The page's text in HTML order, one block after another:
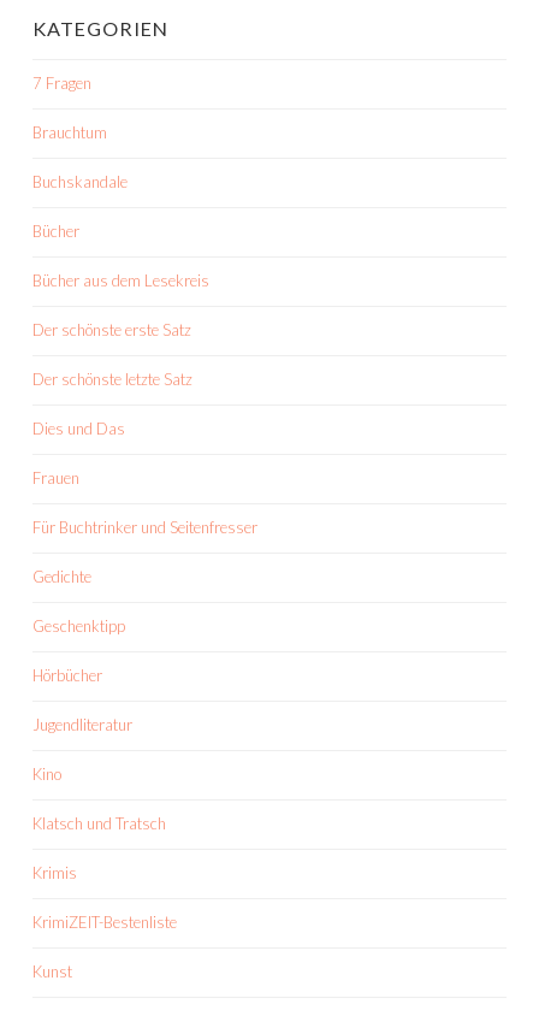
KATEGORIEN
7 Fragen
Brauchtum
Buchskandale
Bücher
Bücher aus dem Lesekreis
Der schönste erste Satz
Der schönste letzte Satz
Dies und Das
Frauen
Für Buchtrinker und Seitenfresser
Gedichte
Geschenktipp
Hörbücher
Jugendliteratur
Kino
Klatsch und Tratsch
Krimis
KrimiZEIT-Bestenliste
Kunst